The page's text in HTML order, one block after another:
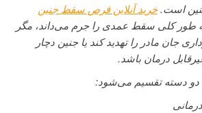
است.خرید آنلاین قرص سقط جنین
طور کلی سقط عمدی را جرم می‌داند، مگر
جان مادر را تهدید کند یا جنین دچار
درمان باشد.
دو دسته تقسیم می‌شود: